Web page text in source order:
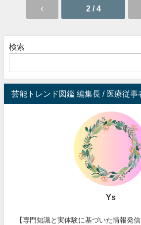
2 / 4
検索
芸能トレンド図鑑 編集長 / 医療従事
Ys
【専門知識と実体験に基づいた情報発信